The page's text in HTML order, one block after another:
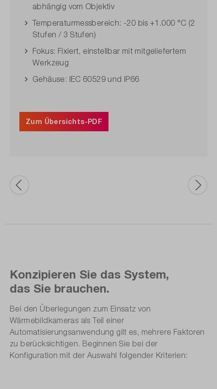
abhängig vom Objektiv
Temperaturmessbereich: -20 bis +1.000 °C (2
Stufen / 3 Stufen)
Fokus: Fixiert, einstellbar mit mitgeliefertem
Werkzeug
Gehäuse: IEC 60529 und IP66
Zum Übersichts-PDF
Konzipieren Sie das System,
das Sie brauchen.
Bei den Überlegungen zum Einsatz von
Wärmebildkameras als Teil einer
Automatisierungsanwendung gilt es, mehrere Faktoren
zu berücksichtigen. Beginnen Sie bei der
Konfiguration mit der Auswahl folgender Kriterien: